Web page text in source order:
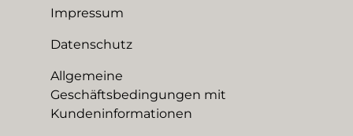
Impressum
Datenschutz
Allgemeine
Geschäftsbedingungen mit
Kundeninformationen